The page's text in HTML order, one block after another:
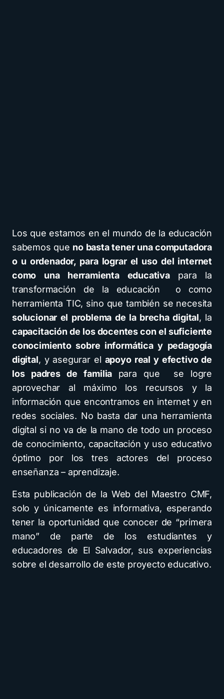
Los que estamos en el mundo de la educación
sabemos que no basta tener una computadora
o u ordenador, para lograr el uso del internet
como una herramienta educativapara la
transformación de la educación o como
herramienta TIC, sino que también se necesita
solucionar el problema de la brecha digital, la
capacitación de los docentes con el suficiente
conocimiento sobre informática y pedagogía
digital, y asegurar el apoyo real y efectivo de
los padres de familia para que se logre
aprovechar al máximo los recursos y la
información que encontramos en internet y en
redes sociales. No basta dar una herramienta
digital si no va de la mano de todo un proceso
de conocimiento, capacitación y uso educativo
óptimo por los tres actores del proceso
enseñanza – aprendizaje.
Esta publicación de la Web del Maestro CMF,
solo y únicamente es informativa, esperando
tener la oportunidad que conocer de “primera
mano” de parte de los estudiantes y
educadores de El Salvador, sus experiencias
sobre el desarrollo de este proyecto educativo.